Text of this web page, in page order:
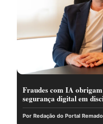
Fraudes com IA
segurança digital em
Por Redação do Portal